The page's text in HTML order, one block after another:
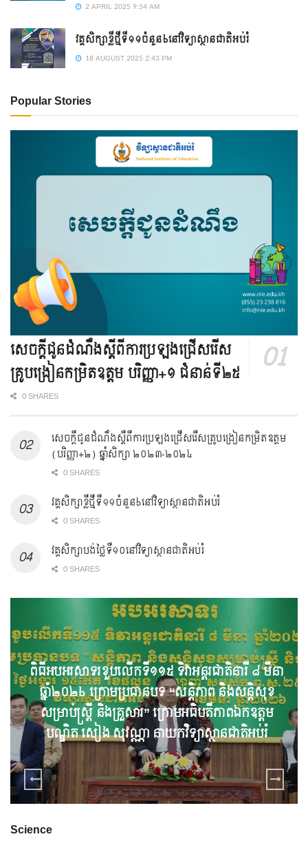
2 APRIL 2025 9:54 AM
វគ្គសិក្សាខ្លីថ្មីទី១១ចំនួន៦នៅវិទ្យាស្ថានជាតិអប់រំ
18 AUGUST 2025 2:43 PM
Popular Stories
សេចក្តីជូនដំណឹងស្ដីពីការប្រឡងជ្រើសរើស
គ្រូបង្រៀនកម្រិតឧត្តម បរិញ្ញា+១ ជំនាន់ទី២៥
0 SHARES
សេចក្ដីជូនដំណឹងស្ដីពីការប្រឡងជ្រើសរើសគ្រូបង្រៀនកម្រិតឧត្តម
(បរិញ្ញា+២) ឆ្នាំសិក្សា ២០២៣-២០២៤
0 SHARES
វគ្គសិក្សាខ្លីថ្មីទី១១ចំនួន៦នៅវិទ្យាស្ថានជាតិអប់រំ
0 SHARES
វគ្គសិក្សាបង់ថ្លៃទី១០នៅវិទ្យាស្ថានជាតិអប់រំ
0 SHARES
ពិធីអបអរសាទរខួបលើកទី១១៥ ទិវាអន្តរជាតិនារី ៨ មីនា
ឆ្នាំ២០២៦ ក្រោមប្រធានបទ “សន្តិភាព និងសន្តិសុខ
សម្រាប់ស្ត្រី និងគ្រួសារ” ក្រោមអធិបតីភាពឯកឧត្តម
បណ្ឌិត សៀង សុវណ្ណា នាយកវិទ្យាស្ថានជាតិអប់រំ
Science